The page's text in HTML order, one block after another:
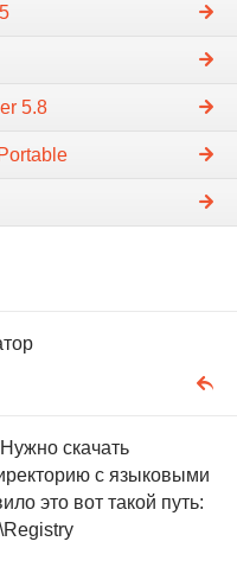
5.8
скачать
с языковыми
это вот такой путь: